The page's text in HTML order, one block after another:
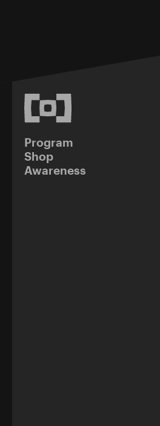
Program
Shop
Awareness